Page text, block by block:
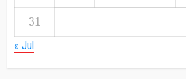
31
« Jul